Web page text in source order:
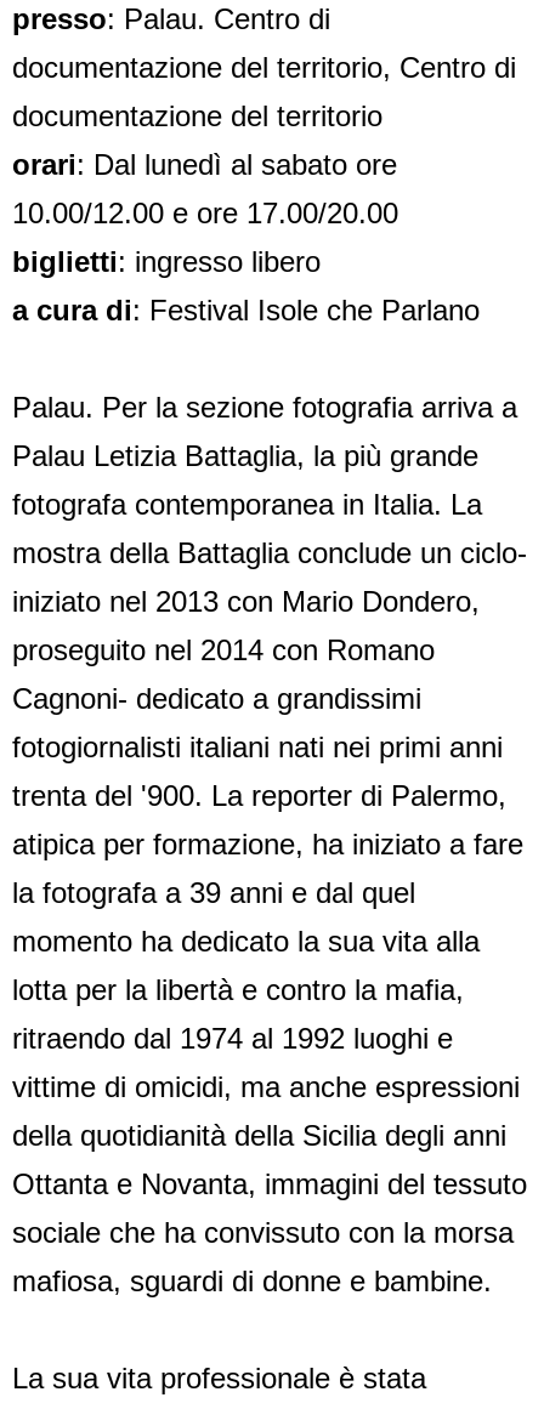
presso: Palau. Centro di
documentazione del territorio, Centro di
documentazione del territorio
orari: Dal lunedì al sabato ore
10.00/12.00 e ore 17.00/20.00
biglietti: ingresso libero
a cura di: Festival Isole che Parlano
Palau. Per la sezione fotografia arriva a
Palau Letizia Battaglia, la più grande
fotografa contemporanea in Italia. La
mostra della Battaglia conclude un ciclo-
iniziato nel 2013 con Mario Dondero,
proseguito nel 2014 con Romano
Cagnoni- dedicato a grandissimi
fotogiornalisti italiani nati nei primi anni
trenta del '900. La reporter di Palermo,
atipica per formazione, ha iniziato a fare
la fotografa a 39 anni e dal quel
momento ha dedicato la sua vita alla
lotta per la libertà e contro la mafia,
ritraendo dal 1974 al 1992 luoghi e
vittime di omicidi, ma anche espressioni
della quotidianità della Sicilia degli anni
Ottanta e Novanta, immagini del tessuto
sociale che ha convissuto con la morsa
mafiosa, sguardi di donne e bambine.
La sua vita professionale è stata